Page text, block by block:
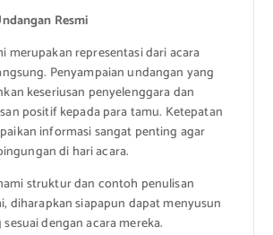
Resmi
merupakan representasi dari acara
Penyampaian undangan yang
keseriusan penyelenggara dan
positif kepada para tamu. Ketepatan
informasi sangat penting agar
di hari acara.
struktur dan contoh penulisan
diharapkan siapapun dapat menyusun
dengan acara mereka.